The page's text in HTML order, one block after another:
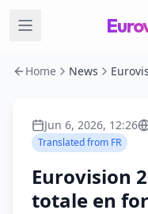
Home News
Jun 6, 2026, 12:26
Translated from FR
Eurovision
totale en